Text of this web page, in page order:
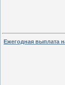
Ежегодная выплата